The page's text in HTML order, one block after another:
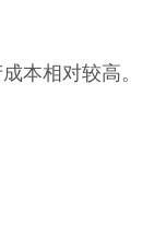
本相对较高。